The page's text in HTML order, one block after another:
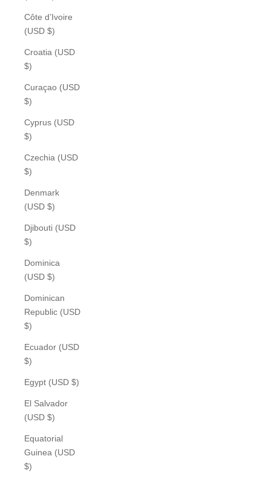
Côte d’Ivoire
(USD $)
Croatia (USD
$)
Curaçao (USD
$)
Cyprus (USD
$)
Czechia (USD
$)
Denmark
(USD $)
Djibouti (USD
$)
Dominica
(USD $)
Dominican
Republic (USD
$)
Ecuador (USD
$)
Egypt (USD $)
El Salvador
(USD $)
Equatorial
Guinea (USD
$)